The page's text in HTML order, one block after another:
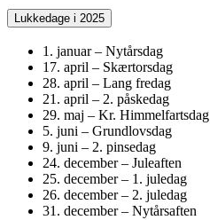
Lukkedage i 2025
1. januar – Nytårsdag
17. april – Skærtorsdag
28. april – Lang fredag
21. april – 2. påskedag
29. maj – Kr. Himmelfartsdag
5. juni – Grundlovsdag
9. juni – 2. pinsedag
24. december – Juleaften
25. december – 1. juledag
26. december – 2. juledag
31. december – Nytårsaften